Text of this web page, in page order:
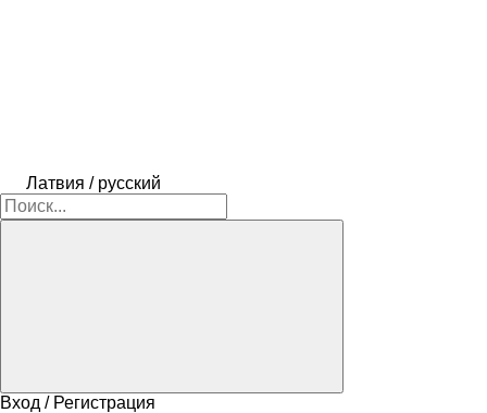
Латвия / русский
Вход / Регистрация